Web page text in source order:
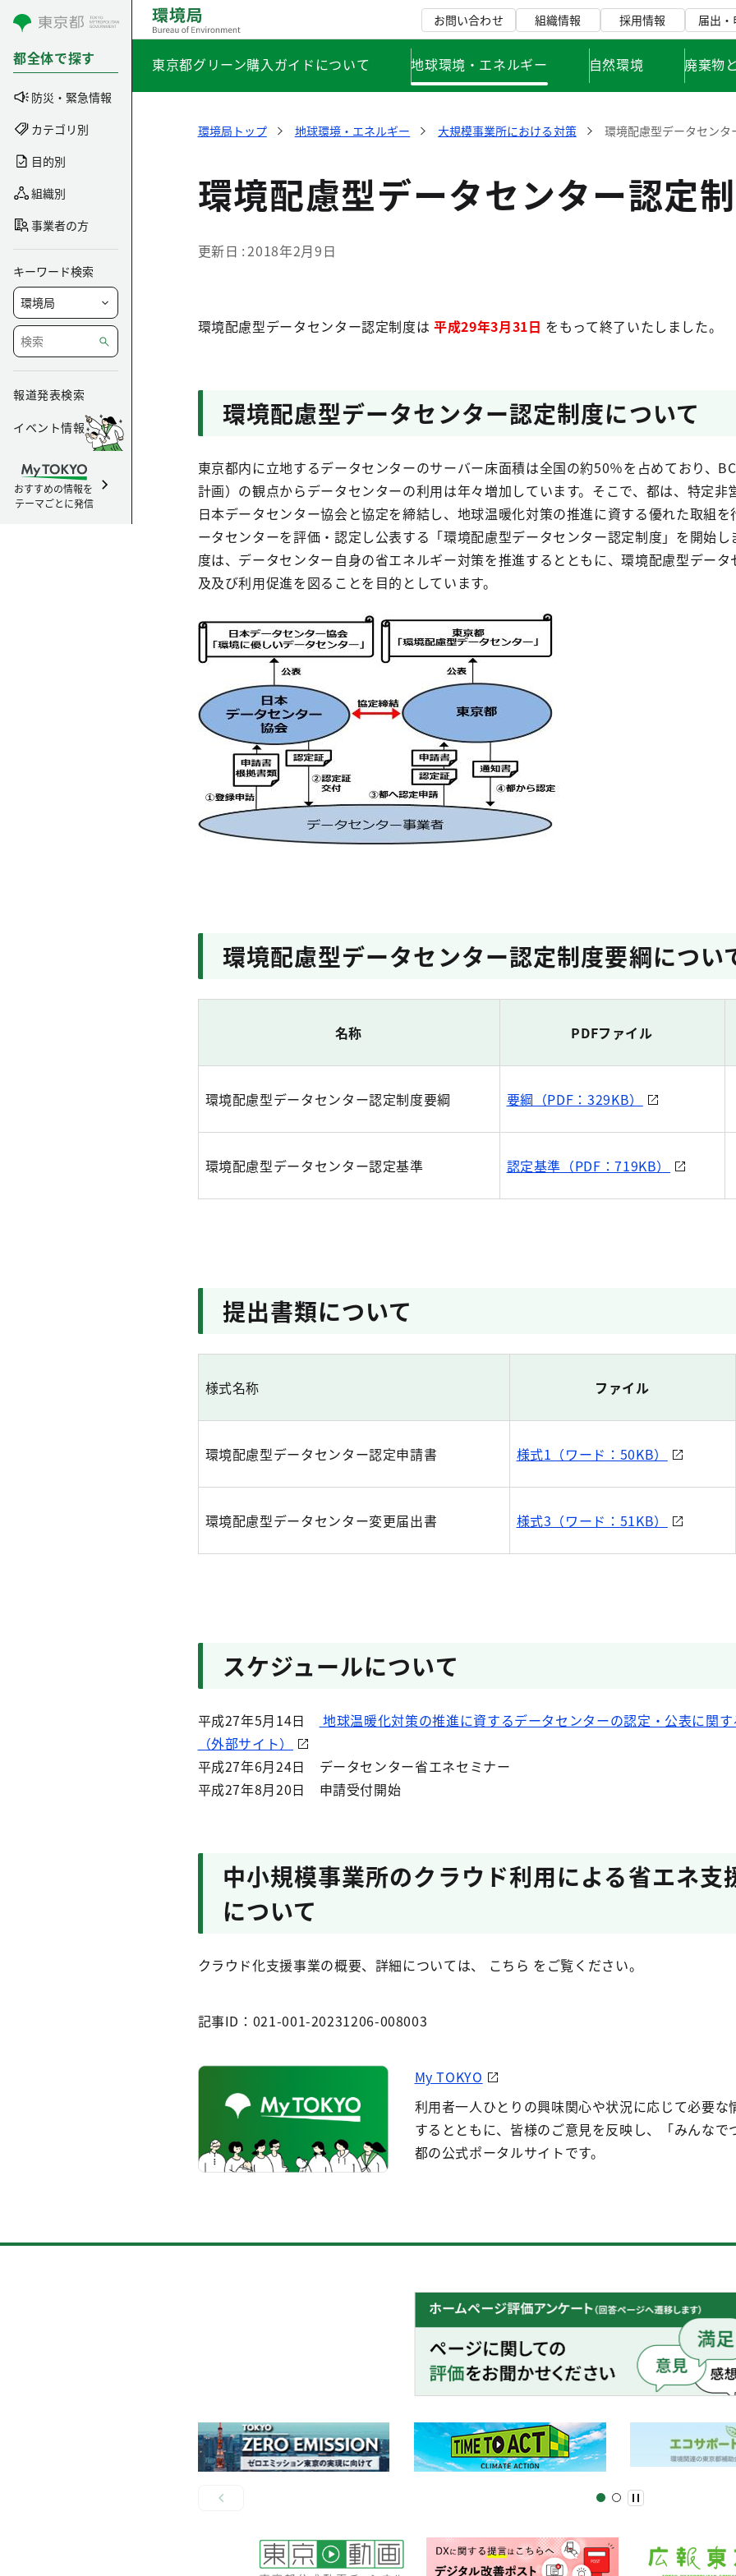
コンテンツにスキップ
都全体で探す
防災・緊急情報
カテゴリ別
目的別
組織別
事業者の方
キーワード検索
報道発表検索
イベント情報
おすすめの情報を
テーマごとに発信
お問い合わせ 組織情報 採用情報 届出
東京都グリーン購入ガイドについて 地球環境・エネルギー 自然環境 廃棄物
環境局トップ 地球環境・エネルギー 大規模事業所における対策 環境配慮型データセンタ
環境配慮型データセンター認定
更新日 2018年2月9日
環境配慮型データセンター認定制度は 平成29年3月31日 をもって終了いたしました。
環境配慮型データセンター認定制度について
東京都内に立地するデータセンターのサーバー床面積は全国の約50％を占めており、
計画）の観点からデータセンターの利用は年々増加しています。そこで、都は、特定非
日本データセンター協会と協定を締結し、地球温暖化対策の推進に資する優れた取組を
ータセンターを評価・認定し公表する「環境配慮型データセンター認定制度」を開始し
度は、データセンター自身の省エネルギー対策を推進するとともに、環境配慮型データ
及及び利用促進を図ることを目的としています。
環境配慮型データセンター認定制度要綱につい
名称 PDFファイル
環境配慮型データセンター認定制度要綱 要綱（PDF：329KB）
環境配慮型データセンター認定基準 認定基準（PDF：719KB）
提出書類について
様式名称 ファイル
環境配慮型データセンター認定申請書 様式1（ワード：50KB）
環境配慮型データセンター変更届出書 様式3（ワード：51KB）
スケジュールについて
平成27年5月14日
地球温暖化対策の推進に資するデータセンターの認定・公表に関
（外部サイト）
平成27年6月24日 データセンター省エネセミナー
平成27年8月20日 申請受付開始
中小規模事業所のクラウド利用による省エネ支
について
クラウド化支援事業の概要、詳細については、 こちら をご覧ください。
記事ID：021-001-20231206-008003
My TOKYO
利用者一人ひとりの興味関心や状況に応じて必要な
するとともに、皆様のご意見を反映し、「みんなで
都の公式ポータルサイトです。